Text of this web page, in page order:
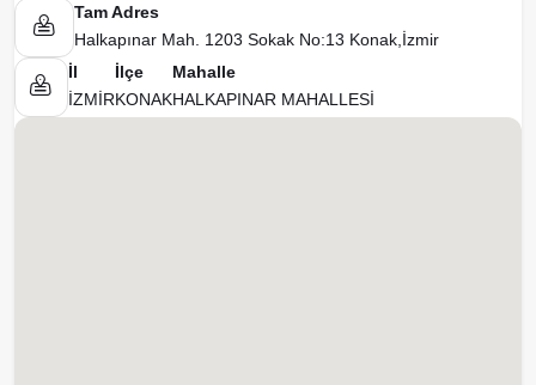
Tam Adres
Halkapınar Mah. 1203 Sokak No:13 Konak,İzmir
İl
İZMİR
İlçe
KONAK
Mahalle
HALKAPINAR MAHALLESİ